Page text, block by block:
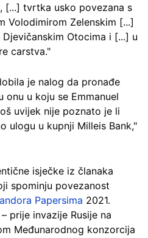
[...] tvrtka usko povezana s
Volodimirom Zelenskim [...]
Otocima i [...] u
carstva."
je nalog da pronađe
onu u koju se Emmanuel
uvijek nije poznato je li
ulogu u kupnji Milleis Bank,"
isječke iz članaka
spominju povezanost
Papersima 2021.
prije invazije Rusije na
Međunarodnog konzorcija